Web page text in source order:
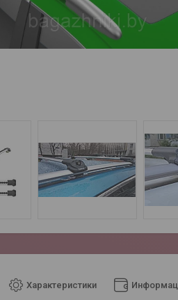
Характеристики